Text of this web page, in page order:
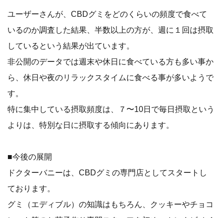
ユーザーさんが、CBDグミをどのくらいの頻度で食べて
いるのか調査した結果、半数以上の方が、週に１回は摂取
しているという結果が出ています。
非公開のデータでは週末や休日に食べている方も多い事か
ら、休日や夜のリラックスタイムに食べる事が多いようで
す。
特に集中している摂取頻度は、７〜10日で毎日摂取という
よりは、特別な日に摂取する傾向にあります。
■今後の展開
ドクターバニーは、CBDグミの専門店としてスタートし
ております。
グミ（エディブル）の知識はもちろん、クッキーやチョコ